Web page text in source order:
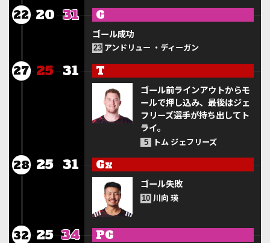
22 20 31 G
ゴール成功
23 アンドリュー ・ディーガン
27 25 31 T
ゴール前ラインアウトからモ
ールで押し込み、最後はジェ
フリーズ選手が持ち出してト
ライ。
5 トム ジェフリーズ
28 25 31 Gx
ゴール失敗
10 川向 瑛
32 25 34 PG